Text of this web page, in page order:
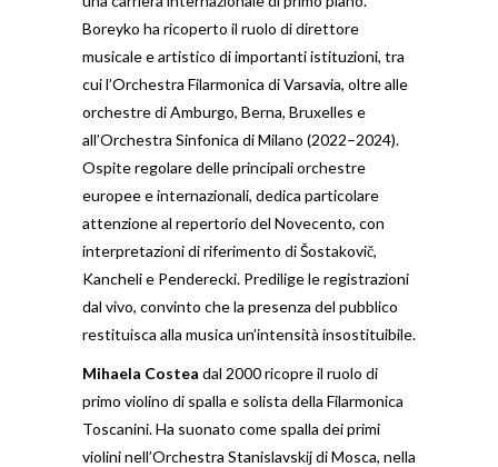
Boreyko ha ricoperto il ruolo di direttore
musicale e artistico di importanti istituzioni, tra
cui l’Orchestra Filarmonica di Varsavia, oltre alle
orchestre di Amburgo, Berna, Bruxelles e
all’Orchestra Sinfonica di Milano (2022–2024).
Ospite regolare delle principali orchestre
europee e internazionali, dedica particolare
attenzione al repertorio del Novecento, con
interpretazioni di riferimento di Šostakovič,
Kancheli e Penderecki. Predilige le registrazioni
dal vivo, convinto che la presenza del pubblico
restituisca alla musica un’intensità insostituibile.
Mihaela Costea dal 2000 ricopre il ruolo di
primo violino di spalla e solista della Filarmonica
Toscanini. Ha suonato come spalla dei primi
violini nell’Orchestra Stanislavskij di Mosca, nella